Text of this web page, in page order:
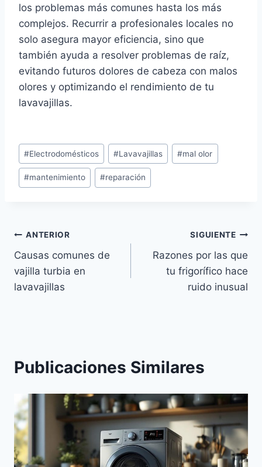
los problemas más comunes hasta los más
complejos. Recurrir a profesionales locales no
solo asegura mayor eficiencia, sino que
también ayuda a resolver problemas de raíz,
evitando futuros dolores de cabeza con malos
olores y optimizando el rendimiento de tu
lavavajillas.
Etiquetas
de
la
#Electrodomésticos #Lavavajillas #mal olor
#mantenimiento #reparación
Navegación
de
entradas
ANTERIOR
Causas comunes de
vajilla turbia en
lavavajillas
SIGUIENTE
Razones por las que
tu frigorífico hace
ruido inusual
Publicaciones Similares